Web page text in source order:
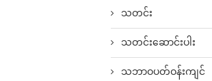
သတင်း
သတင်းဆောင်းပါး
သဘာဝပတ်ဝန်းကျင်